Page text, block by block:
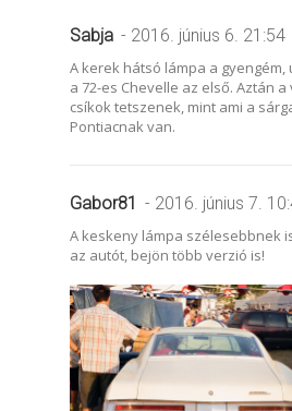
Sabja - 2016. június 6. 21:54
A kerek hátsó lámpa a gyengém,
a 72-es Chevelle az első. Aztán
csíkok tetszenek, mint ami a
Pontiacnak van.
Gabor81 - 2016. június 7.
A keskeny lámpa szélesebbnek
az autót, bejön több verzió is!